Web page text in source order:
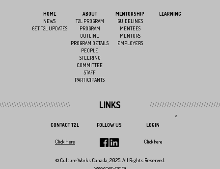
HOME
NEWS
GET T2L UPDATES
ABOUT
T2L PROGRAM
PROGRAM
OUTLINE
PROGRAM DETAILS
PEOPLE
STEERING
COMMITTEE
STAFF
PARTICIPANTS
MENTORSHIP
GUIDELINES
MENTEES
MENTORS
EMPLOYERS
LEARNING
LINKS
CONTACT T2L
Click Here
FOLLOW US LOGIN
Click here
<
© Culture Works Canada, 2025. All Rights Reserved.